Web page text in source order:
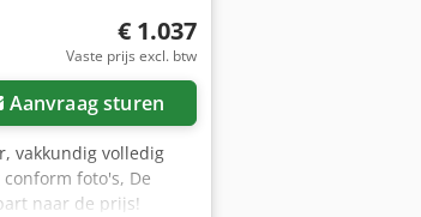
€ 1.037
Vaste prijs excl. btw
Aanvraag sturen
vakkundig volledig
foto's, De
naar de prijs!